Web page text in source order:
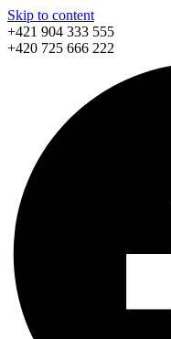
Skip to content
+421 904 333 555
+420 725 666 222